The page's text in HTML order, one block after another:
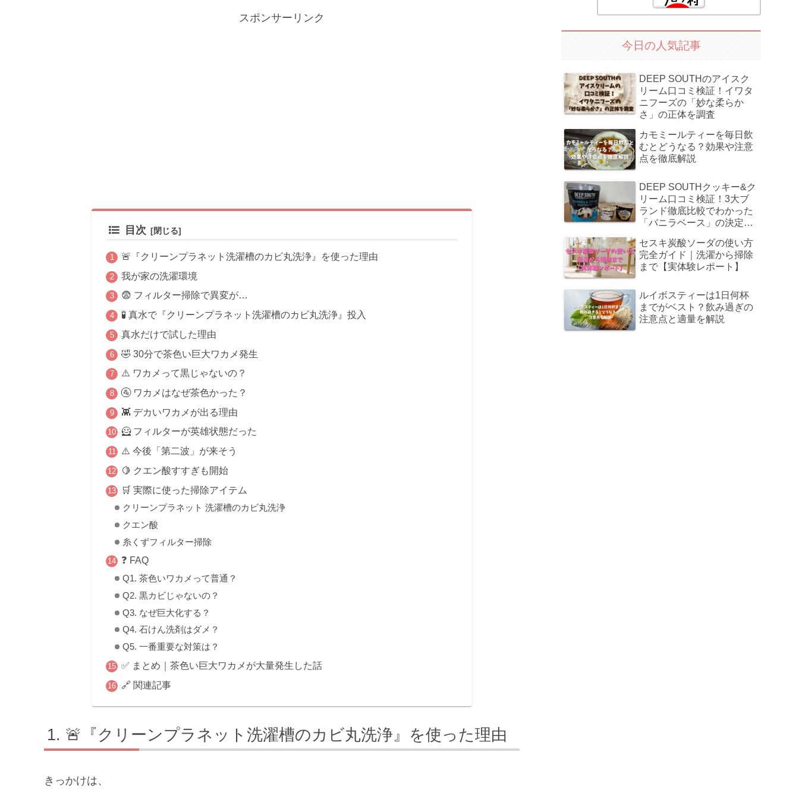
スポンサーリンク
目次
🚨『クリーンプラネット洗濯槽のカビ丸洗浄』を使った理由
我が家の洗濯環境
😨 フィルター掃除で異変が…
🧪 真水で『クリーンプラネット洗濯槽のカビ丸洗浄』投入
真水だけで試した理由
🤣 30分で茶色い巨大ワカメ発生
⚠️ ワカメって黒じゃないの？
🚰 ワカメはなぜ茶色かった？
👾 デカいワカメが出る理由
🦸 フィルターが英雄状態だった
⚠️ 今後「第二波」が来そう
🍋 クエン酸すすぎも開始
🛒 実際に使った掃除アイテム
クリーンプラネット 洗濯槽のカビ丸洗浄
クエン酸
糸くずフィルター掃除
❓ FAQ
Q1. 茶色いワカメって普通？
Q2. 黒カビじゃないの？
Q3. なぜ巨大化する？
Q4. 石けん洗剤はダメ？
Q5. 一番重要な対策は？
✅ まとめ｜茶色い巨大ワカメが大量発生した話
🔗 関連記事
🚨『クリーンプラネット洗濯槽のカビ丸洗浄』を使った理由
きっかけは、
今日の人気記事
DEEP SOUTHのアイスク
リーム口コミ検証！イワタ
ニフーズの「妙な柔らか
さ」の正体を調査
カモミールティーを毎日飲
むとどうなる？効果や注意
点を徹底解説
DEEP SOUTHクッキー&ク
リーム口コミ検証！3大ブ
ランド徹底比較でわかった
「バニラベース」の決定的
セスキ炭酸ソーダの使い方
完全ガイド｜洗濯から掃除
まで【実体験レポート】
ルイボスティーは1日何杯
までがベスト？飲み過ぎの
注意点と適量を解説